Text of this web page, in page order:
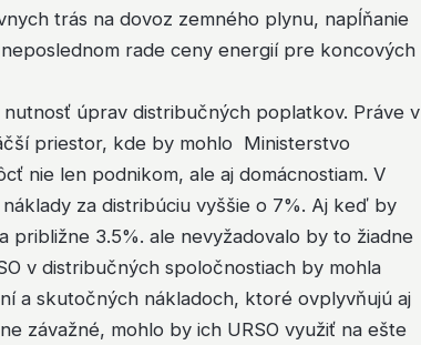
trás na dovoz zemného plynu, napĺňanie
rade ceny energií pre koncových
úprav distribučných poplatkov. Práve v
priestor, kde by mohlo Ministerstvo
nie len podnikom, ale aj domácnostiam. V
za distribúciu vyššie o 7%. Aj keď by
3.5%. ale nevyžadovalo by to žiadne
v distribučných spoločnostiach by mohla
a skutočných nákladoch, ktoré ovplyvňujú aj
závažné, mohlo by ich URSO využiť na ešte